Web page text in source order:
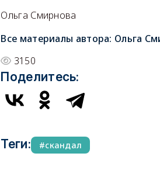
Ольга Смирнова
Все материалы автора: Ольга
3150
Поделитесь:
Теги: скандал